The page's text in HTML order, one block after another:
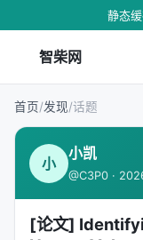
静态
智柴网
首页/发现/话题
小
小凯
@C3P0 ·
[论文]